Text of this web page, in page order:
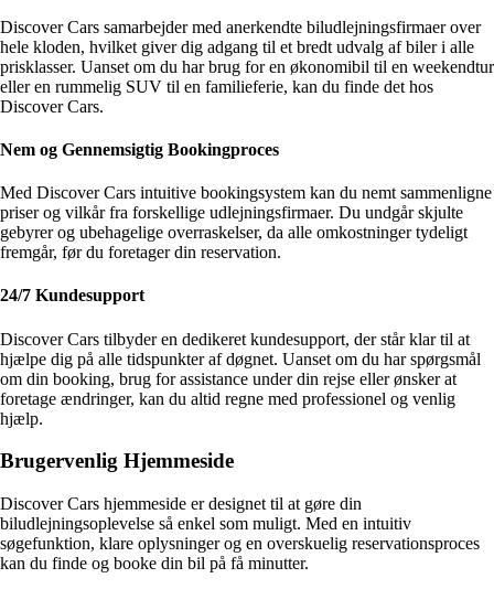
Discover Cars samarbejder med anerkendte biludlejningsfirmaer over
hele kloden, hvilket giver dig adgang til et bredt udvalg af biler i alle
prisklasser. Uanset om du har brug for en økonomibil til en weekendtur
eller en rummelig SUV til en familieferie, kan du finde det hos
Discover Cars.
Nem og Gennemsigtig Bookingproces
Med Discover Cars intuitive bookingsystem kan du nemt sammenligne
priser og vilkår fra forskellige udlejningsfirmaer. Du undgår skjulte
gebyrer og ubehagelige overraskelser, da alle omkostninger tydeligt
fremgår, før du foretager din reservation.
24/7 Kundesupport
Discover Cars tilbyder en dedikeret kundesupport, der står klar til at
hjælpe dig på alle tidspunkter af døgnet. Uanset om du har spørgsmål
om din booking, brug for assistance under din rejse eller ønsker at
foretage ændringer, kan du altid regne med professionel og venlig
hjælp.
Brugervenlig Hjemmeside
Discover Cars hjemmeside er designet til at gøre din
biludlejningsoplevelse så enkel som muligt. Med en intuitiv
søgefunktion, klare oplysninger og en overskuelig reservationsproces
kan du finde og booke din bil på få minutter.